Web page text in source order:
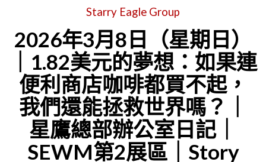
GEMINI
｜
SUNDAY,
MARCH
8,
2026
｜
芬
蘭
的
雪
與
台
Starry Eagle Group
2026年3月8日（星期日）
｜1.82美元的夢想：如果連
便利商店咖啡都買不起，
我們還能拯救世界嗎？｜
星鷹總部辦公室日記｜
SEWM第2展區｜Story